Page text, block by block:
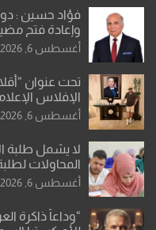
فؤاد حسين :
وإعادة فتح
تحولات القدس
أغسطس 6, 2026
تحت عنوان
الإفلاس
الشكرجي
أغسطس 6, 2026
لا يشمل طلبة
المحاولات
أو مادتين
أغسطس 6, 2026
“وداعاً ذاكرة